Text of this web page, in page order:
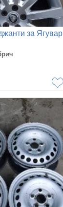
за Ягувар